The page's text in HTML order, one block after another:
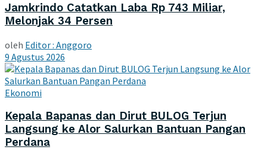
Jamkrindo Catatkan Laba Rp 743 Miliar,
Melonjak 34 Persen
oleh Editor : Anggoro
9 Agustus 2026
Ekonomi
Kepala Bapanas dan Dirut BULOG Terjun
Langsung ke Alor Salurkan Bantuan Pangan
Perdana